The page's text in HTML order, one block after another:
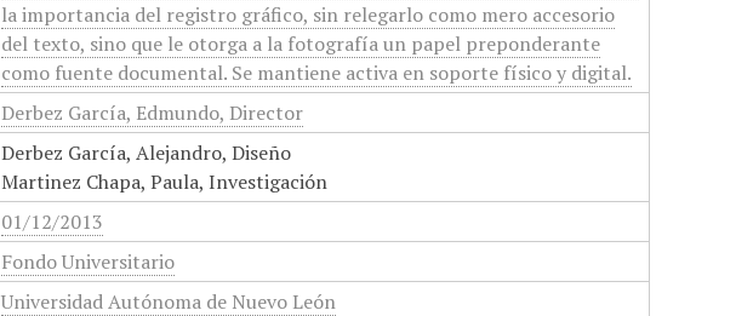
la importancia del registro gráfico, sin relegarlo como mero accesorio
del texto, sino que le otorga a la fotografía un papel preponderante
como fuente documental. Se mantiene activa en soporte físico y digital.
Derbez García, Edmundo, Director
Derbez García, Alejandro, Diseño
Martinez Chapa, Paula, Investigación
01/12/2013
Fondo Universitario
Universidad Autónoma de Nuevo León